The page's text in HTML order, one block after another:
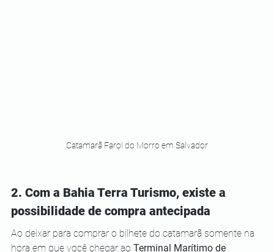
Catamarã Farol do Morro em Salvador
2. Com a Bahia Terra Turismo, existe a
possibilidade de compra antecipada
Ao deixar para comprar o bilhete do catamarã somente na
hora em que você chegar ao Terminal Marítimo de